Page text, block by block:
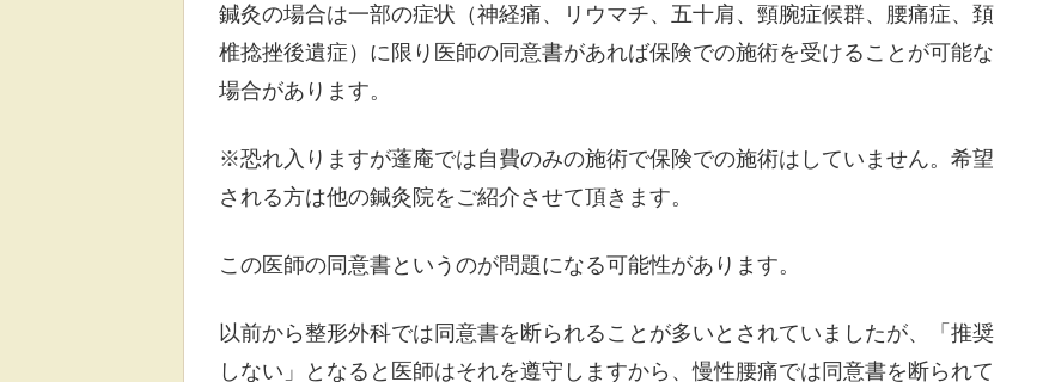
鍼灸の場合は一部の症状（神経痛、リウマチ、五十肩、頸腕症候群、腰痛症、頚
椎捻挫後遺症）に限り医師の同意書があれば保険での施術を受けることが可能な
場合があります。
※恐れ入りますが蓬庵では自費のみの施術で保険での施術はしていません。希望
される方は他の鍼灸院をご紹介させて頂きます。
この医師の同意書というのが問題になる可能性があります。
以前から整形外科では同意書を断られることが多いとされていましたが、「推奨
しない」となると医師はそれを遵守しますから、慢性腰痛では同意書を断られて